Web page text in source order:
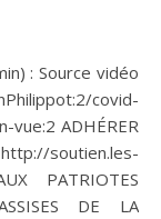
covid-
vue:2 ADHÉRER
soutien.les-
PATRIOTES
DE LA